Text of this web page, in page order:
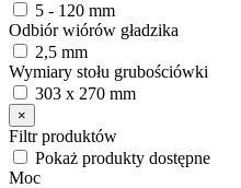
5 - 120 mm
Odbiór wiórów gładzika
2,5 mm
Wymiary stołu grubościówki
303 x 270 mm
×
Filtr produktów
Pokaż produkty dostępne
Moc